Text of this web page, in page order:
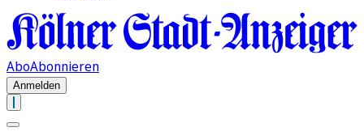
AboAbonnieren
Anmelden